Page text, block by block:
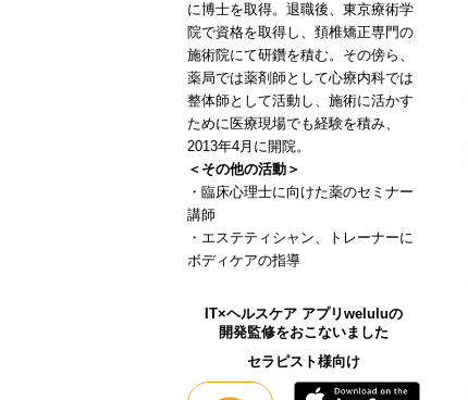
に博士を取得。退職後、東京療術学
院で資格を取得し、頚椎矯正専門の
施術院にて研鑽を積む。その傍ら、
薬局では薬剤師として心療内科では
整体師として活動し、施術に活かす
ために医療現場でも経験を積み、
2013年4月に開院。
＜その他の活動＞
・臨床心理士に向けた薬のセミナー
講師
・エステティシャン、トレーナーに
ボディケアの指導
IT×ヘルスケア アプリweluluの
開発監修をおこないました
セラピスト様向け